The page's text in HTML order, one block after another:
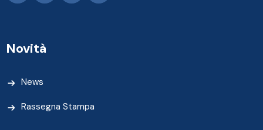
Novità
News
Rassegna Stampa